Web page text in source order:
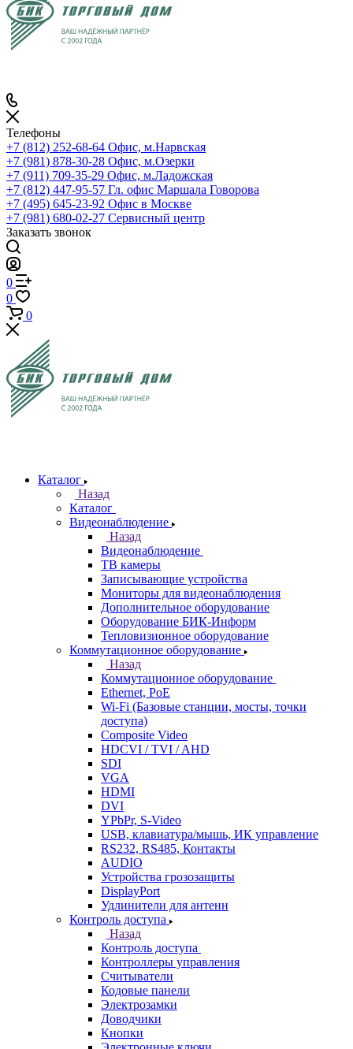
Телефоны
+7 (812) 252-68-64 Офис, м.Нарвская
+7 (981) 878-30-28 Офис, м.Озерки
+7 (911) 709-35-29 Офис, м.Ладожская
+7 (812) 447-95-57 Гл. офис Маршала Говорова
+7 (495) 645-23-92 Офис в Москве
+7 (981) 680-02-27 Сервисный центр
Заказать звонок
0
0
0
Каталог
Назад
Каталог
Видеонаблюдение
Назад
Видеонаблюдение
ТВ камеры
Записывающие устройства
Мониторы для видеонаблюдения
Дополнительное оборудование
Оборудование БИК-Информ
Тепловизионное оборудование
Коммутационное оборудование
Назад
Коммутационное оборудование
Ethernet, PoE
Wi-Fi (Базовые станции, мосты, точки
доступа)
Composite Video
HDCVI / TVI / AHD
SDI
VGA
HDMI
DVI
YPbPr, S-Video
USB, клавиатура/мышь, ИК управление
RS232, RS485, Контакты
AUDIO
Устройства грозозащиты
DisplayPort
Удлинители для антенн
Контроль доступа
Назад
Контроль доступа
Контроллеры управления
Считыватели
Кодовые панели
Электрозамки
Доводчики
Кнопки